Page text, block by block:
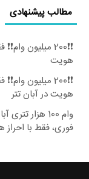
مطالب پیشنهادی
❗❗200 میلیون
هویت
❗❗200 میلیون
هویت در آبان تتر
وام 100 هزار
فوری، فقط با